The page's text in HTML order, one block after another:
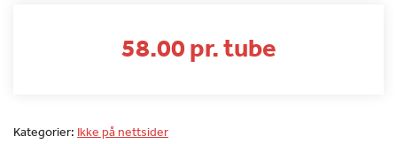
58.00 pr. tube
Kategorier: Ikke på nettsider